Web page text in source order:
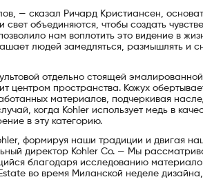
— сказал Ричард Кристиансен,
объединяются, чтобы создать
нам воплотить это видение в
людей замедляться, размышлять и
отдельно стоящей эмалированной
центром пространства. Кожух
материалов, подчеркивая
когда Kohler использует медь в
в эту категорию.
формируя наши традиции и двигая
директор Kohler Co. — Мы
благодаря исследованию
во время Миланской неделе